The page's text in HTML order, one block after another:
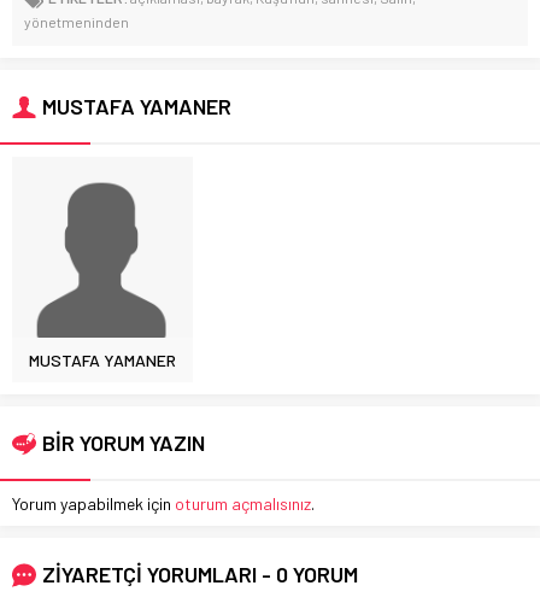
yönetmeninden
MUSTAFA YAMANER
MUSTAFA YAMANER
BİR YORUM YAZIN
Yorum yapabilmek için oturum açmalısınız.
ZİYARETÇİ YORUMLARI - 0 YORUM